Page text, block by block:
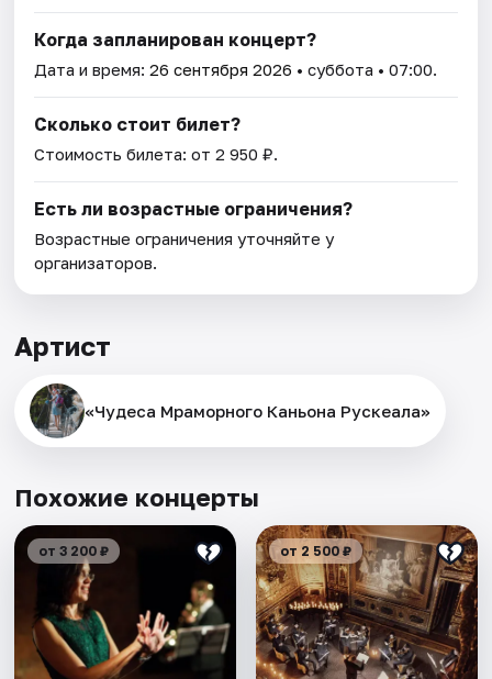
Когда запланирован концерт?
Дата и время:26 сентября 2026 • суббота • 07:00.
Сколько стоит билет?
Стоимость билета: от 2 950 ₽.
Есть ли возрастные ограничения?
Возрастные ограничения уточняйте у
организаторов.
Артист
«Чудеса Мраморного Каньона Рускеала»
Похожие концерты
от 3 200 ₽ от 2 500 ₽